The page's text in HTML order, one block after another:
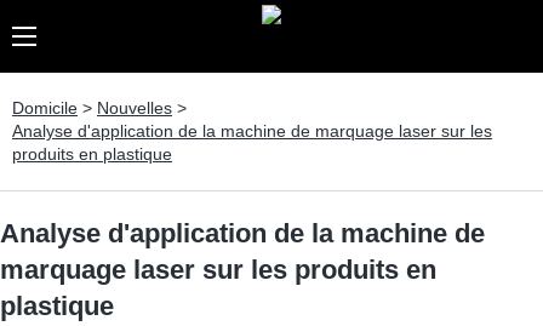
Domicile > Nouvelles >
Analyse d'application de la machine de marquage laser sur les
produits en plastique
Analyse d'application de la machine de
marquage laser sur les produits en
plastique